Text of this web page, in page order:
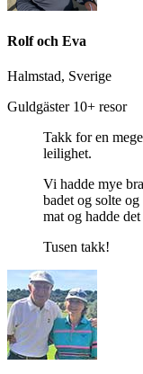
Rolf och Eva
Halmstad, Sverige
Guldgäster 10+ resor
Takk for en
leilighet.
Vi hadde mye
badet og solte
mat og hadde
Tusen takk!